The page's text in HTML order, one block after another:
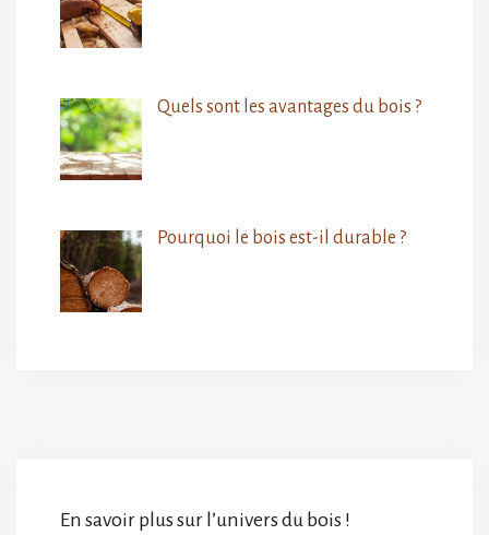
Quels sont les avantages du bois ?
Pourquoi le bois est-il durable ?
En savoir plus sur l’univers du bois !